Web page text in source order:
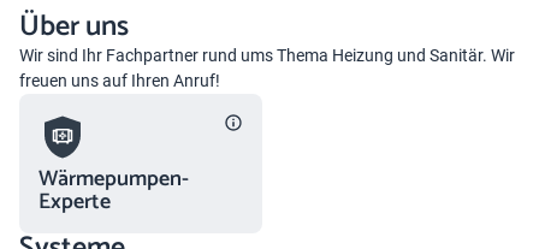
Über uns
Wir sind Ihr Fachpartner rund ums Thema Heizung und Sanitär. Wir
freuen uns auf Ihren Anruf!
Wärmepumpen-
Experte